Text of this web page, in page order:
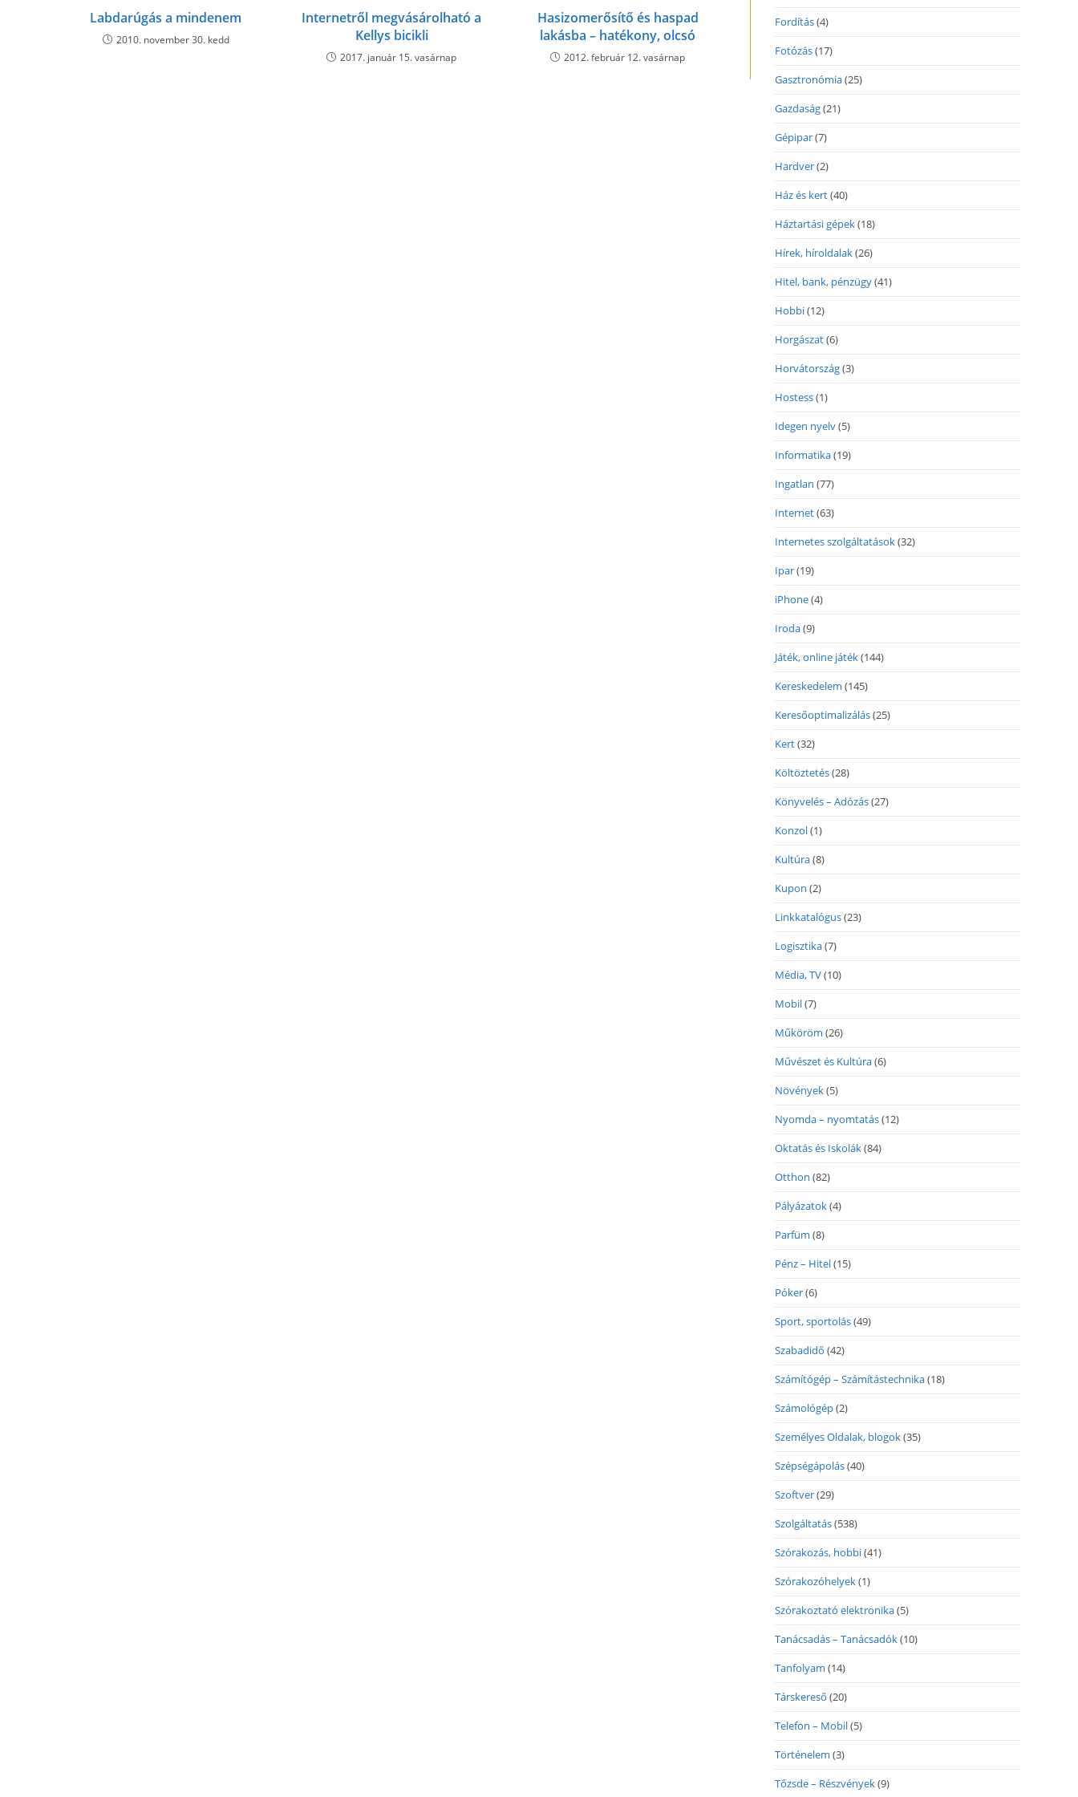
Labdarúgás a mindenem
2010. november 30. kedd
Internetről megvásárolható a
Kellys bicikli
2017. január 15. vasárnap
Hasizomerősítő és haspad
lakásba – hatékony, olcsó
2012. február 12. vasárnap
Fordítás(4)
Fotózás(17)
Gasztronómia(25)
Gazdaság(21)
Gépipar(7)
Hardver(2)
Ház és kert(40)
Háztartási gépek(18)
Hírek, híroldalak(26)
Hitel, bank, pénzügy(41)
Hobbi(12)
Horgászat(6)
Horvátország(3)
Hostess(1)
Idegen nyelv(5)
Informatika(19)
Ingatlan (77)
Internet(63)
Internetes szolgáltatások(32)
Ipar(19)
iPhone(4)
Iroda(9)
Játék, online játék(144)
Kereskedelem (145)
Keresőoptimalizálás(25)
Kert(32)
Költöztetés(28)
Könyvelés – Adózás(27)
Konzol(1)
Kultúra(8)
Kupon (2)
Linkkatalógus(23)
Logisztika(7)
Média, TV(10)
Mobil(7)
Műköröm (26)
Művészet és Kultúra(6)
Növények(5)
Nyomda – nyomtatás(12)
Oktatás és Iskolák(84)
Otthon (82)
Pályázatok(4)
Parfüm (8)
Pénz – Hitel(15)
Póker(6)
Sport, sportolás(49)
Szabadidő (42)
Számítógép – Számítástechnika(18)
Számológép(2)
Személyes Oldalak, blogok(35)
Szépségápolás(40)
Szoftver(29)
Szolgáltatás(538)
Szórakozás, hobbi(41)
Szórakozóhelyek(1)
Szórakoztató elektronika(5)
Tanácsadás – Tanácsadók(10)
Tanfolyam (14)
Társkereső (20)
Telefon – Mobil(5)
Történelem (3)
Tőzsde – Részvények(9)